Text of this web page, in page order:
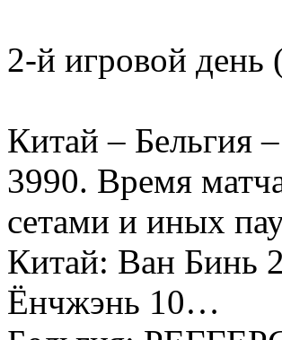
2-й игровой
Китай – Бельгия
3990. Время
сетами и иных
Китай: Ван Бинь
Ёнчжэнь 10…